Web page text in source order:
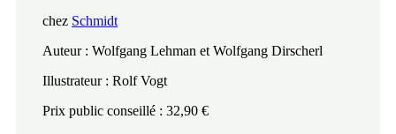
chez Schmidt
Auteur : Wolfgang Lehman et Wolfgang Dirscherl
Illustrateur : Rolf Vogt
Prix public conseillé : 32,90 €